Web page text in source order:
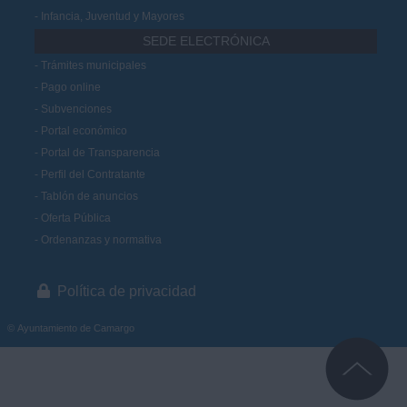
Infancia, Juventud y Mayores
SEDE ELECTRÓNICA
Trámites municipales
Pago online
Subvenciones
Portal económico
Portal de Transparencia
Perfil del Contratante
Tablón de anuncios
Oferta Pública
Ordenanzas y normativa
Política de privacidad
© Ayuntamiento de Camargo